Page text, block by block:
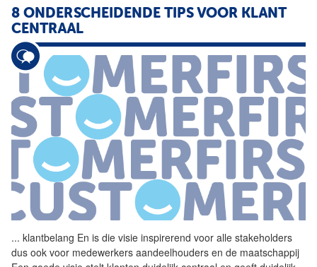
8 ONDERSCHEIDENDE TIPS VOOR KLANT
CENTRAAL
... klantbelang En is die visie inspirerend voor alle stakeholders
dus ook voor medewerkers aandeelhouders en de maatschappij